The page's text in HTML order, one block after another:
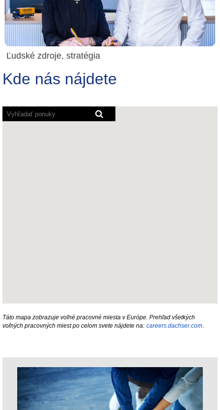
Ľudské zdroje, stratégia
Kde nás nájdete
Programy
pre
Táto mapa zobrazuje voľné pracovné miesta v Európe. Prehľad všetkých
voľných pracovných miest po celom svete nájdete na: careers.dachser.com.